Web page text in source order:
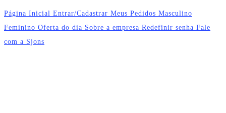
Página Inicial Entrar/Cadastrar Meus Pedidos Masculino
Feminino Oferta do dia Sobre a empresa Redefinir senha Fale
com a Sjons